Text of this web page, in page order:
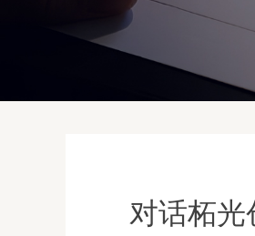
对话柘光